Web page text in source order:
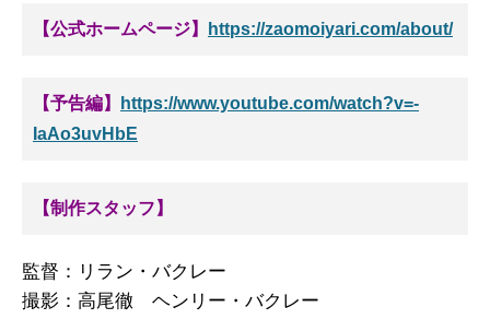
【公式ホームページ】 https://zaomoiyari.com/about/
【予告編】
https://www.youtube.com/watch?v=-
IaAo3uvHbE
【制作スタッフ】
監督：リラン・バクレー
撮影：高尾徹 ヘンリー・バクレー